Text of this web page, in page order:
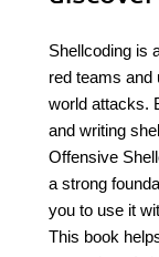
Shellcoding is
red teams and
world attacks.
and writing
Offensive
a strong
you to use it
This book